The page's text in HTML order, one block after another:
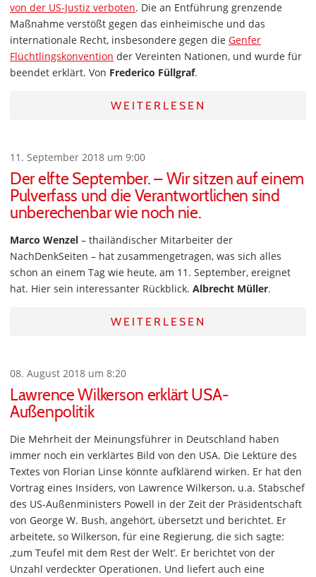
von der US-Justiz verboten. Die an Entführung grenzende
Maßnahme verstößt gegen das einheimische und das
internationale Recht, insbesondere gegen die Genfer
Flüchtlingskonvention der Vereinten Nationen, und wurde für
beendet erklärt. Von Frederico Füllgraf.
WEITERLESEN
11. September 2018 um 9:00
Der elfte September. – Wir sitzen auf einem
Pulverfass und die Verantwortlichen sind
unberechenbar wie noch nie.
Marco Wenzel – thailändischer Mitarbeiter der
NachDenkSeiten – hat zusammengetragen, was sich alles
schon an einem Tag wie heute, am 11. September, ereignet
hat. Hier sein interessanter Rückblick. Albrecht Müller.
WEITERLESEN
08. August 2018 um 8:20
Lawrence Wilkerson erklärt USA-
Außenpolitik
Die Mehrheit der Meinungsführer in Deutschland haben
immer noch ein verklärtes Bild von den USA. Die Lektüre des
Textes von Florian Linse könnte aufklärend wirken. Er hat den
Vortrag eines Insiders, von Lawrence Wilkerson, u.a. Stabschef
des US-Außenministers Powell in der Zeit der Präsidentschaft
von George W. Bush, angehört, übersetzt und berichtet. Er
arbeitete, so Wilkerson, für eine Regierung, die sich sagte:
‚zum Teufel mit dem Rest der Welt’. Er berichtet von der
Unzahl verdeckter Operationen. Und liefert auch eine